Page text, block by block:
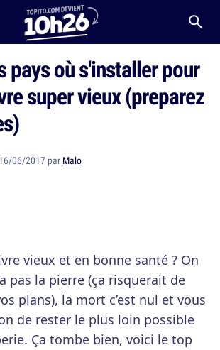
pays où s'installer pour
super vieux (preparez
06/2017 par Malo
vieux et en bonne santé ? On
pas la pierre (ça risquerait de
plans), la mort c’est nul et vous
de rester le plus loin possible
Ça tombe bien, voici le top